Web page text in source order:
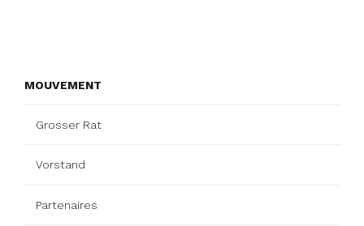
MOUVEMENT
Grosser Rat
Vorstand
Partenaires